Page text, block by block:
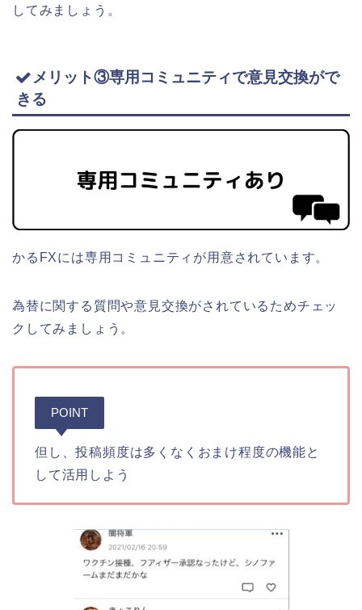
してみましょう。
メリット③専用コミュニティで意見交換がで
きる
かるFXには専用コミュニティが用意されています。
為替に関する質問や意見交換がされているためチェッ
クしてみましょう。
POINT
但し、投稿頻度は多くなくおまけ程度の機能と
して活用しよう